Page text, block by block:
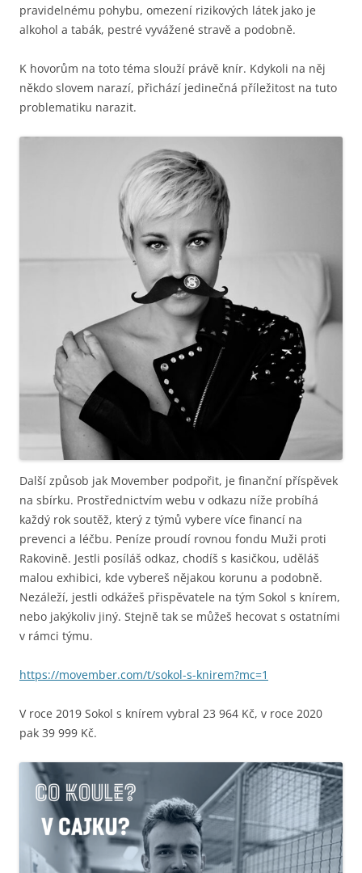
pravidelnému pohybu, omezení rizikových látek jako je
alkohol a tabák, pestré vyvážené stravě a podobně.
K hovorům na toto téma slouží právě knír. Kdykoli na něj
někdo slovem narazí, přichází jedinečná příležitost na tuto
problematiku narazit.
Další způsob jak Movember podpořit, je finanční příspěvek
na sbírku. Prostřednictvím webu v odkazu níže probíhá
každý rok soutěž, který z týmů vybere více financí na
prevenci a léčbu. Peníze proudí rovnou fondu Muži proti
Rakovině. Jestli posíláš odkaz, chodíš s kasičkou, uděláš
malou exhibici, kde vybereš nějakou korunu a podobně.
Nezáleží, jestli odkážeš přispěvatele na tým Sokol s knírem,
nebo jakýkoliv jiný. Stejně tak se můžeš hecovat s ostatními
v rámci týmu.
https://movember.com/t/sokol-s-knirem?mc=1
V roce 2019 Sokol s knírem vybral 23 964 Kč, v roce 2020
pak 39 999 Kč.